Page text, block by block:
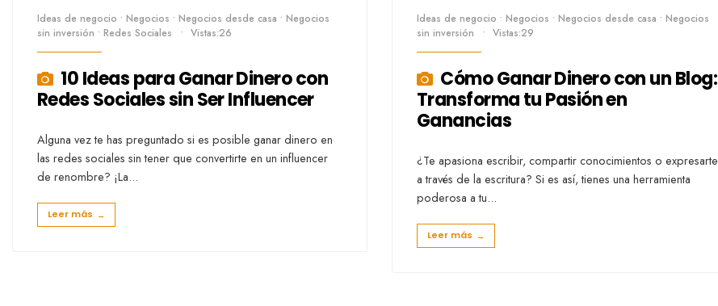
Ideas de negocio • Negocios • Negocios desde casa • Negocios
sin inversión • Redes Sociales • Vistas:26
10 Ideas para Ganar Dinero con
Redes Sociales sin Ser Influencer
Alguna vez te has preguntado si es posible ganar dinero en
las redes sociales sin tener que convertirte en un influencer
de renombre? ¡La...
Leer más →
Ideas de negocio • Negocios • Negocios desde casa • Negocios
sin inversión
• Vistas:29
Cómo Ganar Dinero con un Blog:
Transforma tu Pasión en
Ganancias
¿Te apasiona escribir, compartir conocimientos o expresarte
a través de la escritura? Si es así, tienes una herramienta
poderosa a tu...
Leer más →